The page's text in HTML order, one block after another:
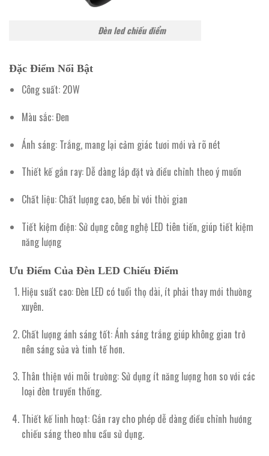
Đèn led chiếu điểm
Đặc Điểm Nổi Bật
Công suất:20W
Màu sắc:Đen
Ánh sáng:Trắng, mang lại cảm giác tươi mới và rõ nét
Thiết kế gắn ray:Dễ dàng lắp đặt và điều chỉnh theo ý muốn
Chất liệu:Chất lượng cao, bền bỉ với thời gian
Tiết kiệm điện:Sử dụng công nghệ LED tiên tiến, giúp tiết kiệm
năng lượng
Ưu Điểm Của Đèn LED Chiếu Điểm
Hiệu suất cao:Đèn LED có tuổi thọ dài, ít phải thay mới thường
xuyên.
Chất lượng ánh sáng tốt:Ánh sáng trắng giúp không gian trở
nên sáng sủa và tinh tế hơn.
Thân thiện với môi trường:Sử dụng ít năng lượng hơn so với các
loại đèn truyền thống.
Thiết kế linh hoạt:Gắn ray cho phép dễ dàng điều chỉnh hướng
chiếu sáng theo nhu cầu sử dụng.